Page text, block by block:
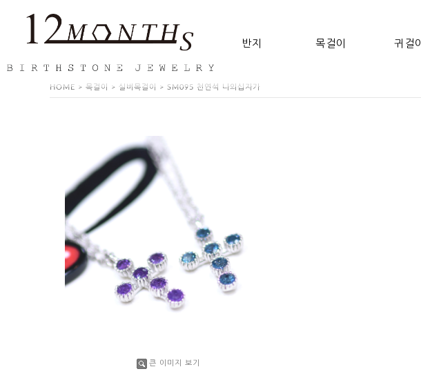
반지 목걸이 귀걸이
HOME > 목걸이 > 실버목걸이 > SM095 천연석 나의십자가
큰 이미지 보기